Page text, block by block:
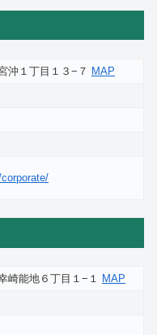
沖１丁目１３−７ MAP
崎能地６丁目１−１
MAP